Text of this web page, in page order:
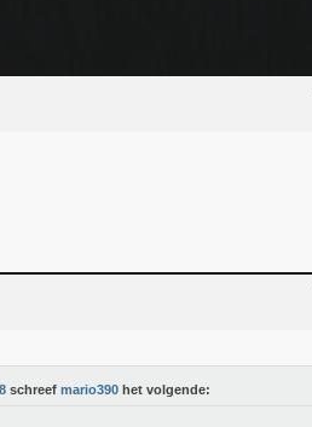
schreef mario390 het volgende: